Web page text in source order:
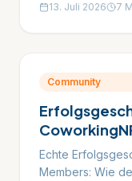
13. Juli 2026 7
Community
man den
Echte
Members: Wie